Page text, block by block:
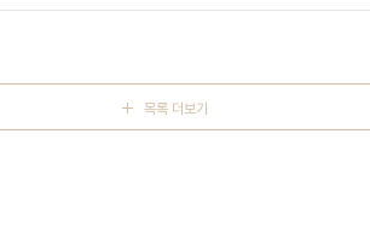
목록 더보기